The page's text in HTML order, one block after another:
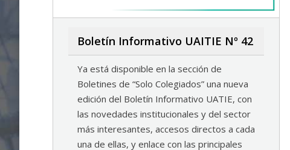
Boletín Informativo UAITIE Nº 42
Ya está disponible en la sección de
Boletines de “Solo Colegiados” una nueva
edición del Boletín Informativo UATIE, con
las novedades institucionales y del sector
más interesantes, accesos directos a cada
una de ellas, y enlace con las principales